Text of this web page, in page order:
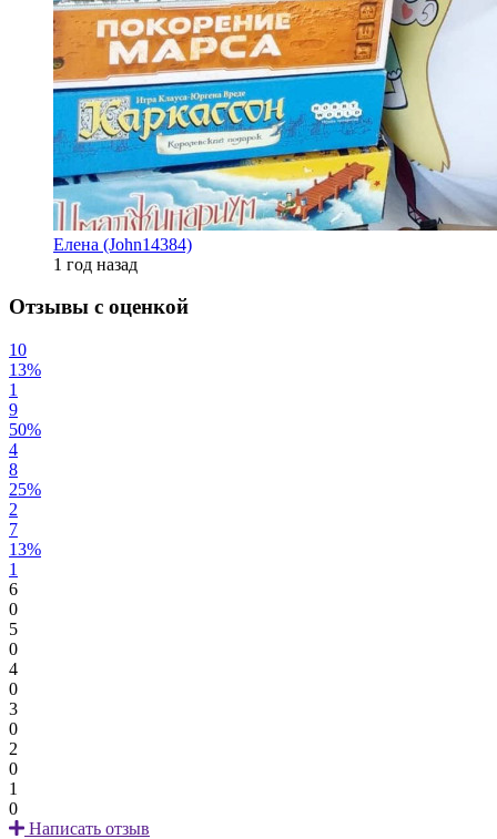
Елена (John14384)
1 год назад
Отзывы с оценкой
10
13%
1
9
50%
4
8
25%
2
7
13%
1
6
0
5
0
4
0
3
0
2
0
1
0
Написать отзыв